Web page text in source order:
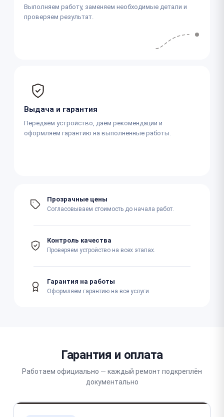
Выполняем работу, заменяем необходимые детали и
проверяем результат.
Выдача и гарантия
Передаём устройство, даём рекомендации и
оформляем гарантию на выполненные работы.
Прозрачные цены
Согласовываем стоимость до начала работ.
Контроль качества
Проверяем устройство на всех этапах.
Гарантия на работы
Оформляем гарантию на все услуги.
Гарантия и оплата
Работаем официально — каждый ремонт подкреплён
документально